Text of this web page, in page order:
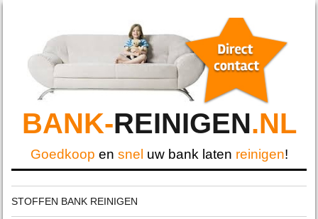
BANK-REINIGEN.NL
Goedkoop en snel uw bank laten reinigen!
STOFFEN BANK REINIGEN